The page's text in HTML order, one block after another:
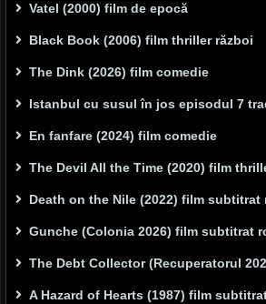
Vatel (2000) film de epocă
Black Book (2006) film thriller război
The Dink (2026) film comedie
Istanbul cu susul în jos episodul 7
En fanfare (2024) film comedie
The Devil All the Time (2020) film
Death on the Nile (2022) film subtitrat
Gunche (Colonia 2026) film subtitrat
The Debt Collector (Recuperatorul
A Hazard of Hearts (1987) film